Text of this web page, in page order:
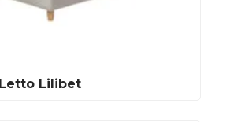
Letto Lilibet